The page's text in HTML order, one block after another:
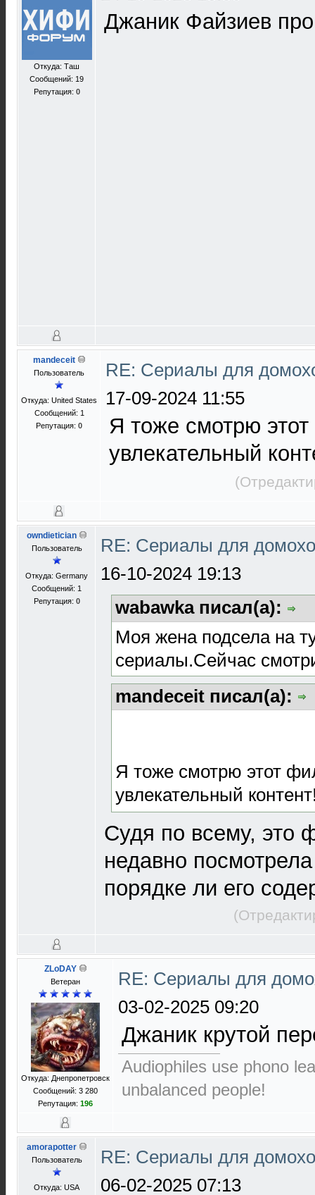
Откуда: Таш
Сообщений: 19
Репутация: 0
Джаник Файзиев
mandeceit
Пользователь
Откуда: United States
Сообщений: 1
Репутация: 0
RE: Сериалы для
17-09-2024 11:55
Я тоже смотрю
увлекательный
owndietician
Пользователь
Откуда: Germany
Сообщений: 1
Репутация: 0
RE: Сериалы для
16-10-2024 19:13
wabawka писал(а):
Моя жена подсела на
сериалы.Сейчас
mandeceit писал(а):
Я тоже смотрю этот
увлекательный
Судя по всему, это
недавно
порядке ли его
ZLoDAY
Ветеран
Откуда: Днепропетровск
Сообщений: 3 280
Репутация: 196
RE: Сериалы для
03-02-2025 09:20
Джаник крутой
Audiophiles use phono
unbalanced people!
amorapotter
Пользователь
Откуда: USA
RE: Сериалы для
06-02-2025 07:13